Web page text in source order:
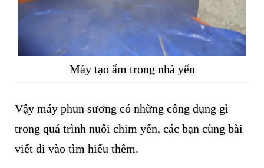
Máy tạo ẩm trong nhà yến
Vậy máy phun sương có những công dụng gì
trong quá trình nuôi chim yến, các bạn cùng bài
viết đi vào tìm hiểu thêm.